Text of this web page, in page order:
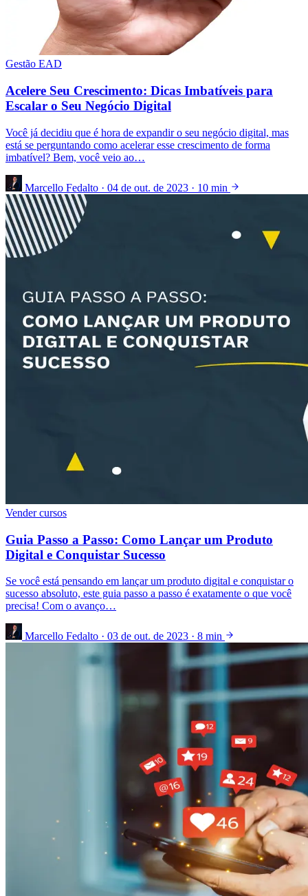
Gestão EAD
Acelere Seu Crescimento: Dicas Imbatíveis para
Escalar o Seu Negócio Digital
Você já decidiu que é hora de expandir o seu negócio digital, mas
está se perguntando como acelerar esse crescimento de forma
imbatível? Bem, você veio ao…
Marcello Fedalto · 04 de out. de 2023 · 10 min
Vender cursos
Guia Passo a Passo: Como Lançar um Produto
Digital e Conquistar Sucesso
Se você está pensando em lançar um produto digital e conquistar o
sucesso absoluto, este guia passo a passo é exatamente o que você
precisa! Com o avanço…
Marcello Fedalto · 03 de out. de 2023 · 8 min